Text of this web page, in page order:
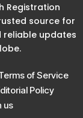
Registration
source for
reliable updates
of Service
Policy
us